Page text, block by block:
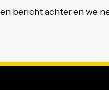
bericht achter en we